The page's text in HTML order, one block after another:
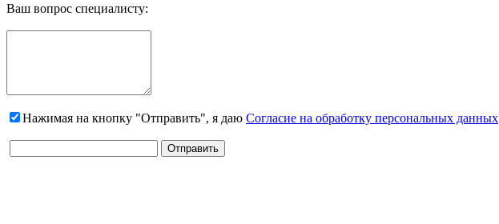
Ваш вопрос специалисту:
Нажимая на кнопку "Отправить", я даю Согласие на обработку персональных данных